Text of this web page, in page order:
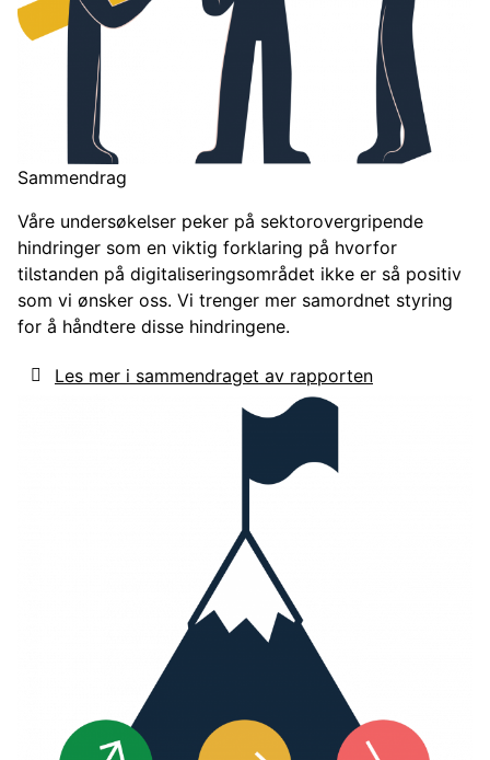
Sammendrag
Våre undersøkelser peker på sektorovergripende
hindringer som en viktig forklaring på hvorfor
tilstanden på digitaliseringsområdet ikke er så positiv
som vi ønsker oss. Vi trenger mer samordnet styring
for å håndtere disse hindringene.
Les mer i sammendraget av rapporten